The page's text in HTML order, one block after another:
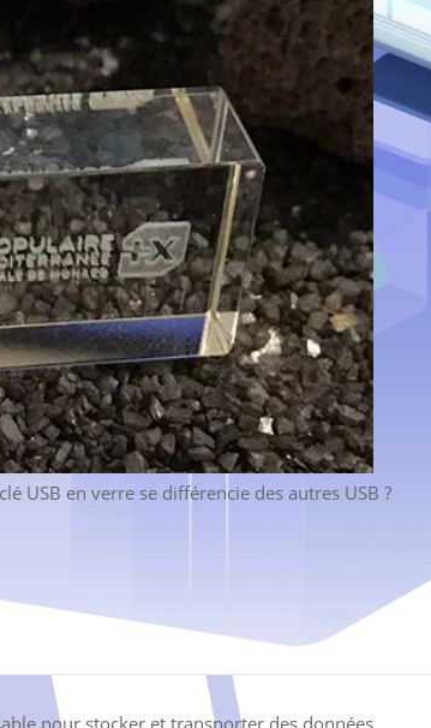
USB en verre se différencie des autres USB ?
pour stocker et transporter des données